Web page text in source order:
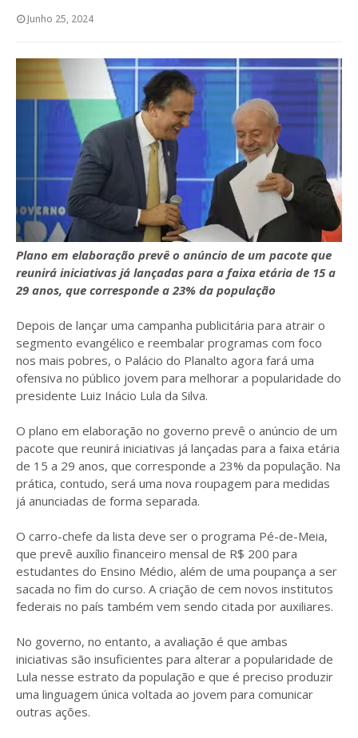
Junho 25, 2024
Plano em elaboração prevê o anúncio de um pacote que
reunirá iniciativas já lançadas para a faixa etária de 15 a
29 anos, que corresponde a 23% da população
Depois de lançar uma campanha publicitária para atrair o
segmento evangélico e reembalar programas com foco
nos mais pobres, o Palácio do Planalto agora fará uma
ofensiva no público jovem para melhorar a popularidade do
presidente Luiz Inácio Lula da Silva.
O plano em elaboração no governo prevê o anúncio de um
pacote que reunirá iniciativas já lançadas para a faixa etária
de 15 a 29 anos, que corresponde a 23% da população. Na
prática, contudo, será uma nova roupagem para medidas
já anunciadas de forma separada.
O carro-chefe da lista deve ser o programa Pé-de-Meia,
que prevê auxílio financeiro mensal de R$ 200 para
estudantes do Ensino Médio, além de uma poupança a ser
sacada no fim do curso. A criação de cem novos institutos
federais no país também vem sendo citada por auxiliares.
No governo, no entanto, a avaliação é que ambas
iniciativas são insuficientes para alterar a popularidade de
Lula nesse estrato da população e que é preciso produzir
uma linguagem única voltada ao jovem para comunicar
outras ações.